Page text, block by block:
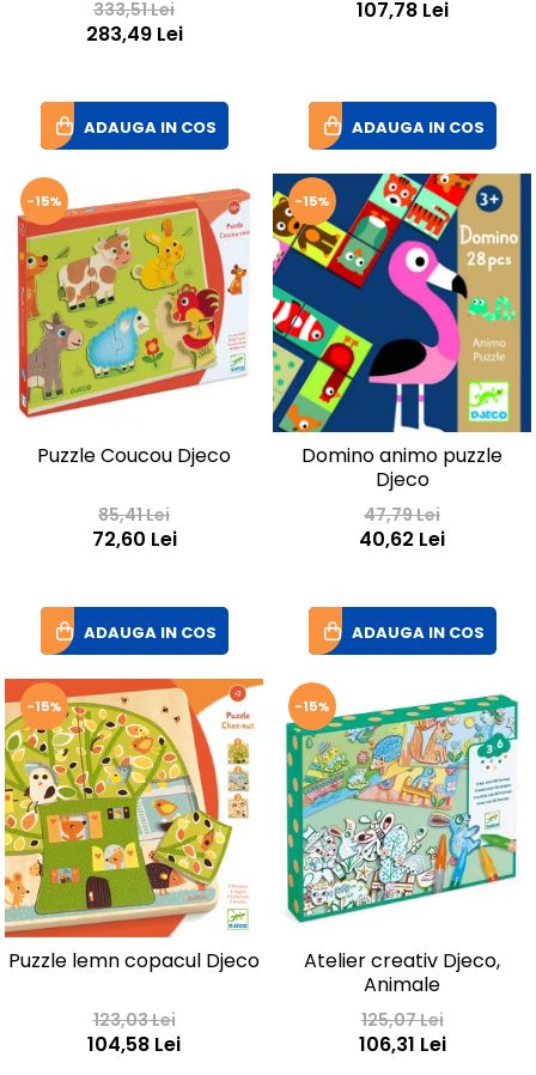
333,51 Lei
283,49 Lei
ADAUGA IN COS
107,78 Lei
ADAUGA IN COS
-15%
Puzzle Coucou Djeco
85,41 Lei
72,60 Lei
ADAUGA IN COS
-15%
Domino animo puzzle
Djeco
47,79 Lei
40,62 Lei
ADAUGA IN COS
-15%
Puzzle lemn copacul Djeco
123,03 Lei
104,58 Lei
-15%
Atelier creativ Djeco,
Animale
125,07 Lei
106,31 Lei